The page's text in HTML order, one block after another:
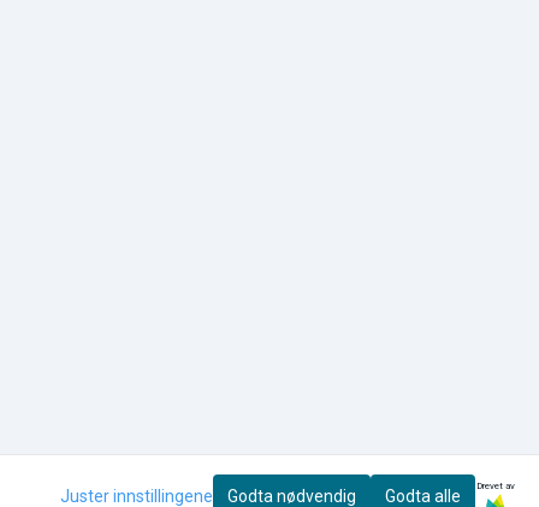
Juster innstillingene Godta nødvendig Godta alle
Drevet av